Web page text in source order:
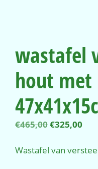
wastafel
hout met
€465,00
was:
€325,00
is:
Wastafel van